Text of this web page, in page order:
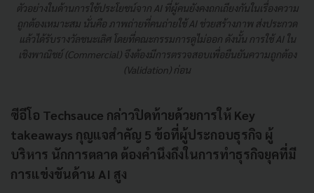
ตัวอย่างในด้านการใช้ประโยชน์จาก AI ที่ผู้คนยังคงถกเถียงกันในเรื่องความ
ถูกต้องเหมาะสม นั่นคือ ภาพถ่ายที่คนถ่ายใช้ AI ช่วยสร้างภาพ ส่งประกวด
แล้วได้รับรางวัลชนะเลิศ โดยที่คณะกรรมการดูไม่ออก ดังนั้น การใช้ AI ใน
เชิงพาณิชย์ (Commercial) จึงต้องมีการตรวจสอบเพื่อยืนยันความถูกต้อง
(Validation) ก่อน
ซีอีโอ Techsauce กล่าวปิดท้ายด้วยการให้ Key
takeaways กุญแจสำคัญ 5 ข้อที่ผู้ประกอบธุรกิจ ผู้
บริหาร นักการตลาด ต้องคำนึงถึงในการทำธุรกิจยุคที่มี
การแข่งขันด้าน AI สูง